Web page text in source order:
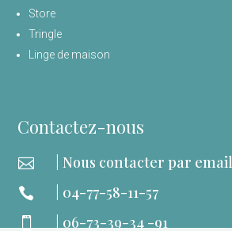
Store
Tringle
Linge de maison
Contactez-nous
 | Nous contacter par email
 | 04-77-58-11-57
 | 06-73-39-34 -91